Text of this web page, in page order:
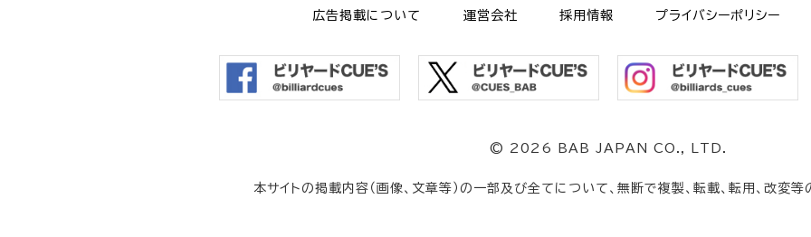
広告掲載について 運営会社 採用情報 プライバシーポリシー
© 2026 BAB JAPAN CO., LTD.
本サイトの掲載内容（画像、文章等）の一部及び全てについて、無断で複製、転載、転用、改変